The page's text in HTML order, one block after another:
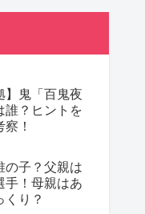
】鬼「百鬼夜
誰？ヒントを
！
の子？父親は
手！母親はあ
くり？